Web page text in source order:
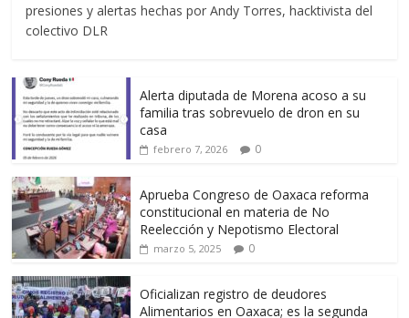
presiones y alertas hechas por Andy Torres, hacktivista del
colectivo DLR
Alerta diputada de Morena acoso a su
familia tras sobrevuelo de dron en su
casa
febrero 7, 2026 0
Aprueba Congreso de Oaxaca reforma
constitucional en materia de No
Reelección y Nepotismo Electoral
marzo 5, 2025 0
Oficializan registro de deudores
Alimentarios en Oaxaca; es la segunda